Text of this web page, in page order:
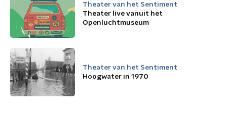
Theater van het Sentiment
Theater live vanuit het
Openluchtmuseum
Theater van het Sentiment
Hoogwater in 1970